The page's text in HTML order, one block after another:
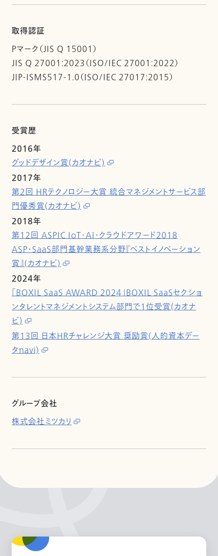
取得認証
Pマーク（JIS Q 15001）
JIS Q 27001:2023（ISO/IEC 27001:2022）
JIP-ISMS517-1.0（ISO/IEC 27017:2015）
受賞歴
2016年
グッドデザイン賞(カオナビ)
2017年
第2回 HRテクノロジー大賞 統合マネジメントサービス部
門優秀賞(カオナビ)
2018年
第12回 ASPIC IoT・AI・クラウドアワード2018
ASP・SaaS部門基幹業務系分野『ベストイノベーション
賞』(カオナビ)
2024年
「BOXIL SaaS AWARD 2024」BOXIL SaaSセクショ
ンタレントマネジメントシステム部門で1位受賞(カオナ
ビ)
第13回 日本HRチャレンジ大賞 奨励賞(人的資本デー
タnavi)
グループ会社
株式会社ミツカリ